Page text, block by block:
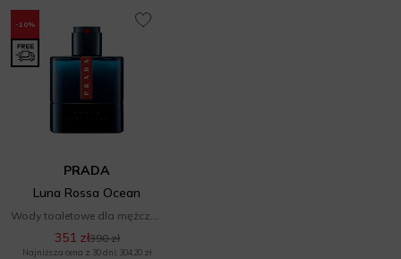
-10%
PRADA
Luna Rossa Ocean
351 zł390 zł
Najniższa cena z 30 dni: 304,20 zł